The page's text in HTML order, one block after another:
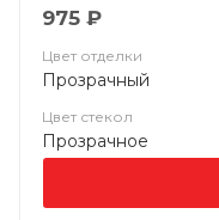
975 ₽
Цвет отделки
Прозрачный
Цвет стекол
Прозрачное